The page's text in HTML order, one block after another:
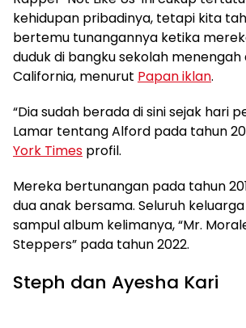
kehidupan pribadinya, tetapi kita
bertemu tunangannya ketika
duduk di bangku sekolah
California, menurut Papan iklan.
“Dia sudah berada di sini sejak hari
Lamar tentang Alford pada tahun
York Times profil.
Mereka bertunangan pada tahun
dua anak bersama. Seluruh
sampul album kelimanya, “Mr.
Steppers” pada tahun 2022.
Steph dan Ayesha Kari